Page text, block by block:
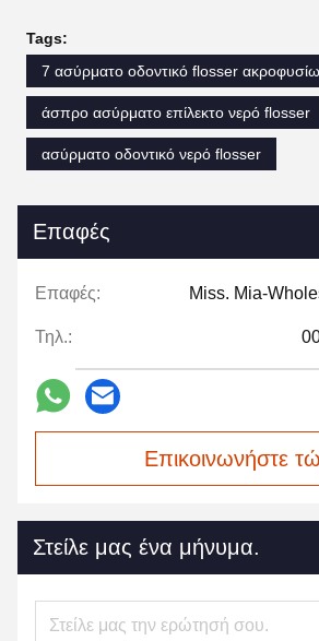
Tags:
7 ασύρματο οδοντικό flosser
άσπρο ασύρματο επίλεκτο νερό flosser
ασύρματο οδοντικό νερό flosser
Επαφές
Επαφές: Miss. Mia-
Τηλ.:
Επικοινωνήστε
Στείλε μας ένα μήνυμα.